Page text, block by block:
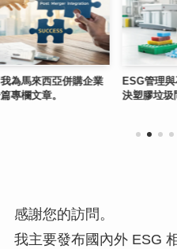
西亞併購企業
章。
ESG管理與石油
決塑膠垃圾問題？
感謝您的訪問。
我主要發布國內外 ESG